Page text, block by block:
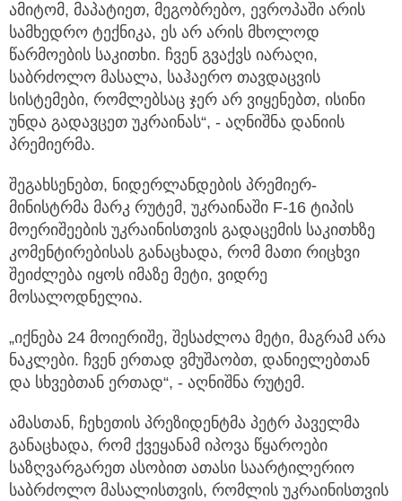
ამიტომ, მაპატიეთ, მეგობრებო, ევროპაში არის
სამხედრო ტექნიკა, ეს არ არის მხოლოდ
წარმოების საკითხი. ჩვენ გვაქვს იარაღი,
საბრძოლო მასალა, საჰაერო თავდაცვის
სისტემები, რომლებსაც ჯერ არ ვიყენებთ, ისინი
უნდა გადავცეთ უკრაინას“, - აღნიშნა დანიის
პრემიერმა.
შეგახსენებთ, ნიდერლანდების პრემიერ-
მინისტრმა მარკ რუტემ, უკრაინაში F-16 ტიპის
მოერიშეების უკრაინისთვის გადაცემის საკითხზე
კომენტირებისას განაცხადა, რომ მათი რიცხვი
შეიძლება იყოს იმაზე მეტი, ვიდრე
მოსალოდნელია.
„იქნება 24 მოიერიშე, შესაძლოა მეტი, მაგრამ არა
ნაკლები. ჩვენ ერთად ვმუშაობთ, დანიელებთან
და სხვებთან ერთად“, - აღნიშნა რუტემ.
ამასთან, ჩეხეთის პრეზიდენტმა პეტრ პაველმა
განაცხადა, რომ ქვეყანამ იპოვა წყაროები
საზღვარგარეთ ასობით ათასი საარტილერიო
საბრძოლო მასალისთვის, რომლის უკრაინისთვის